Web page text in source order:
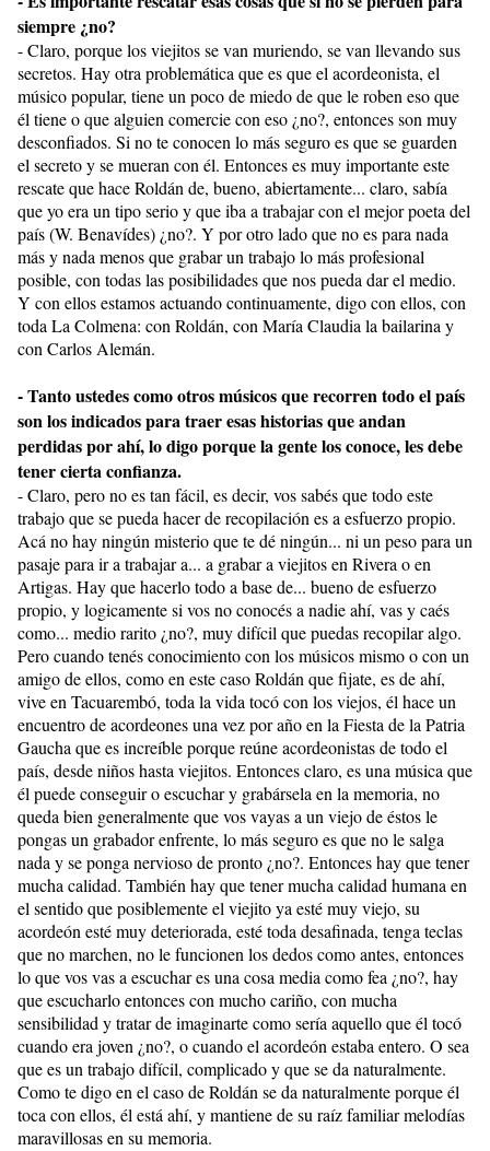
siempre ¿no?
- Claro, porque los viejitos se van muriendo, se van llevando sus
secretos. Hay otra problemática que es que el acordeonista, el
músico popular, tiene un poco de miedo de que le roben eso que
él tiene o que alguien comercie con eso ¿no?, entonces son muy
desconfiados. Si no te conocen lo más seguro es que se guarden
el secreto y se mueran con él. Entonces es muy importante este
rescate que hace Roldán de, bueno, abiertamente... claro, sabía
que yo era un tipo serio y que iba a trabajar con el mejor poeta del
país (W. Benavídes) ¿no?. Y por otro lado que no es para nada
más y nada menos que grabar un trabajo lo más profesional
posible, con todas las posibilidades que nos pueda dar el medio.
Y con ellos estamos actuando continuamente, digo con ellos, con
toda La Colmena: con Roldán, con María Claudia la bailarina y
con Carlos Alemán.
- Tanto ustedes como otros músicos que recorren todo el país
son los indicados para traer esas historias que andan
perdidas por ahí, lo digo porque la gente los conoce, les debe
tener cierta confianza.
- Claro, pero no es tan fácil, es decir, vos sabés que todo este
trabajo que se pueda hacer de recopilación es a esfuerzo propio.
Acá no hay ningún misterio que te dé ningún... ni un peso para un
pasaje para ir a trabajar a... a grabar a viejitos en Rivera o en
Artigas. Hay que hacerlo todo a base de... bueno de esfuerzo
propio, y logicamente si vos no conocés a nadie ahí, vas y caés
como... medio rarito ¿no?, muy difícil que puedas recopilar algo.
Pero cuando tenés conocimiento con los músicos mismo o con un
amigo de ellos, como en este caso Roldán que fijate, es de ahí,
vive en Tacuarembó, toda la vida tocó con los viejos, él hace un
encuentro de acordeones una vez por año en la Fiesta de la Patria
Gaucha que es increíble porque reúne acordeonistas de todo el
país, desde niños hasta viejitos. Entonces claro, es una música que
él puede conseguir o escuchar y grabársela en la memoria, no
queda bien generalmente que vos vayas a un viejo de éstos le
pongas un grabador enfrente, lo más seguro es que no le salga
nada y se ponga nervioso de pronto ¿no?. Entonces hay que tener
mucha calidad. También hay que tener mucha calidad humana en
el sentido que posiblemente el viejito ya esté muy viejo, su
acordeón esté muy deteriorada, esté toda desafinada, tenga teclas
que no marchen, no le funcionen los dedos como antes, entonces
lo que vos vas a escuchar es una cosa media como fea ¿no?, hay
que escucharlo entonces con mucho cariño, con mucha
sensibilidad y tratar de imaginarte como sería aquello que él tocó
cuando era joven ¿no?, o cuando el acordeón estaba entero. O sea
que es un trabajo difícil, complicado y que se da naturalmente.
Como te digo en el caso de Roldán se da naturalmente porque él
toca con ellos, él está ahí, y mantiene de su raíz familiar melodías
maravillosas en su memoria.